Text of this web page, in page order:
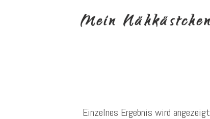
Einzelnes Ergebnis wird angezeigt